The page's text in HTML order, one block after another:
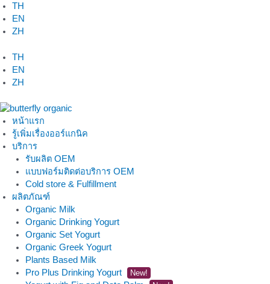
Skip
to
content
TH
EN
ZH
TH
EN
ZH
หน้าแรก
รู้เพิ่มเรื่องออร์แกนิค
บริการ
รับผลิต OEM
แบบฟอร์มติดต่อบริการ OEM
Cold store & Fulfillment
ผลิตภัณฑ์
Organic Milk
Organic Drinking Yogurt
Organic Set Yogurt
Organic Greek Yogurt
Plants Based Milk
Pro Plus Drinking Yogurt
New!